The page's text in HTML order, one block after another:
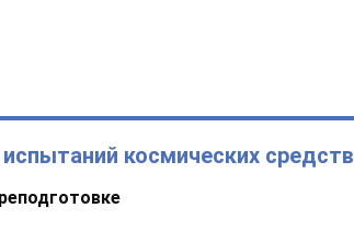
космических средств